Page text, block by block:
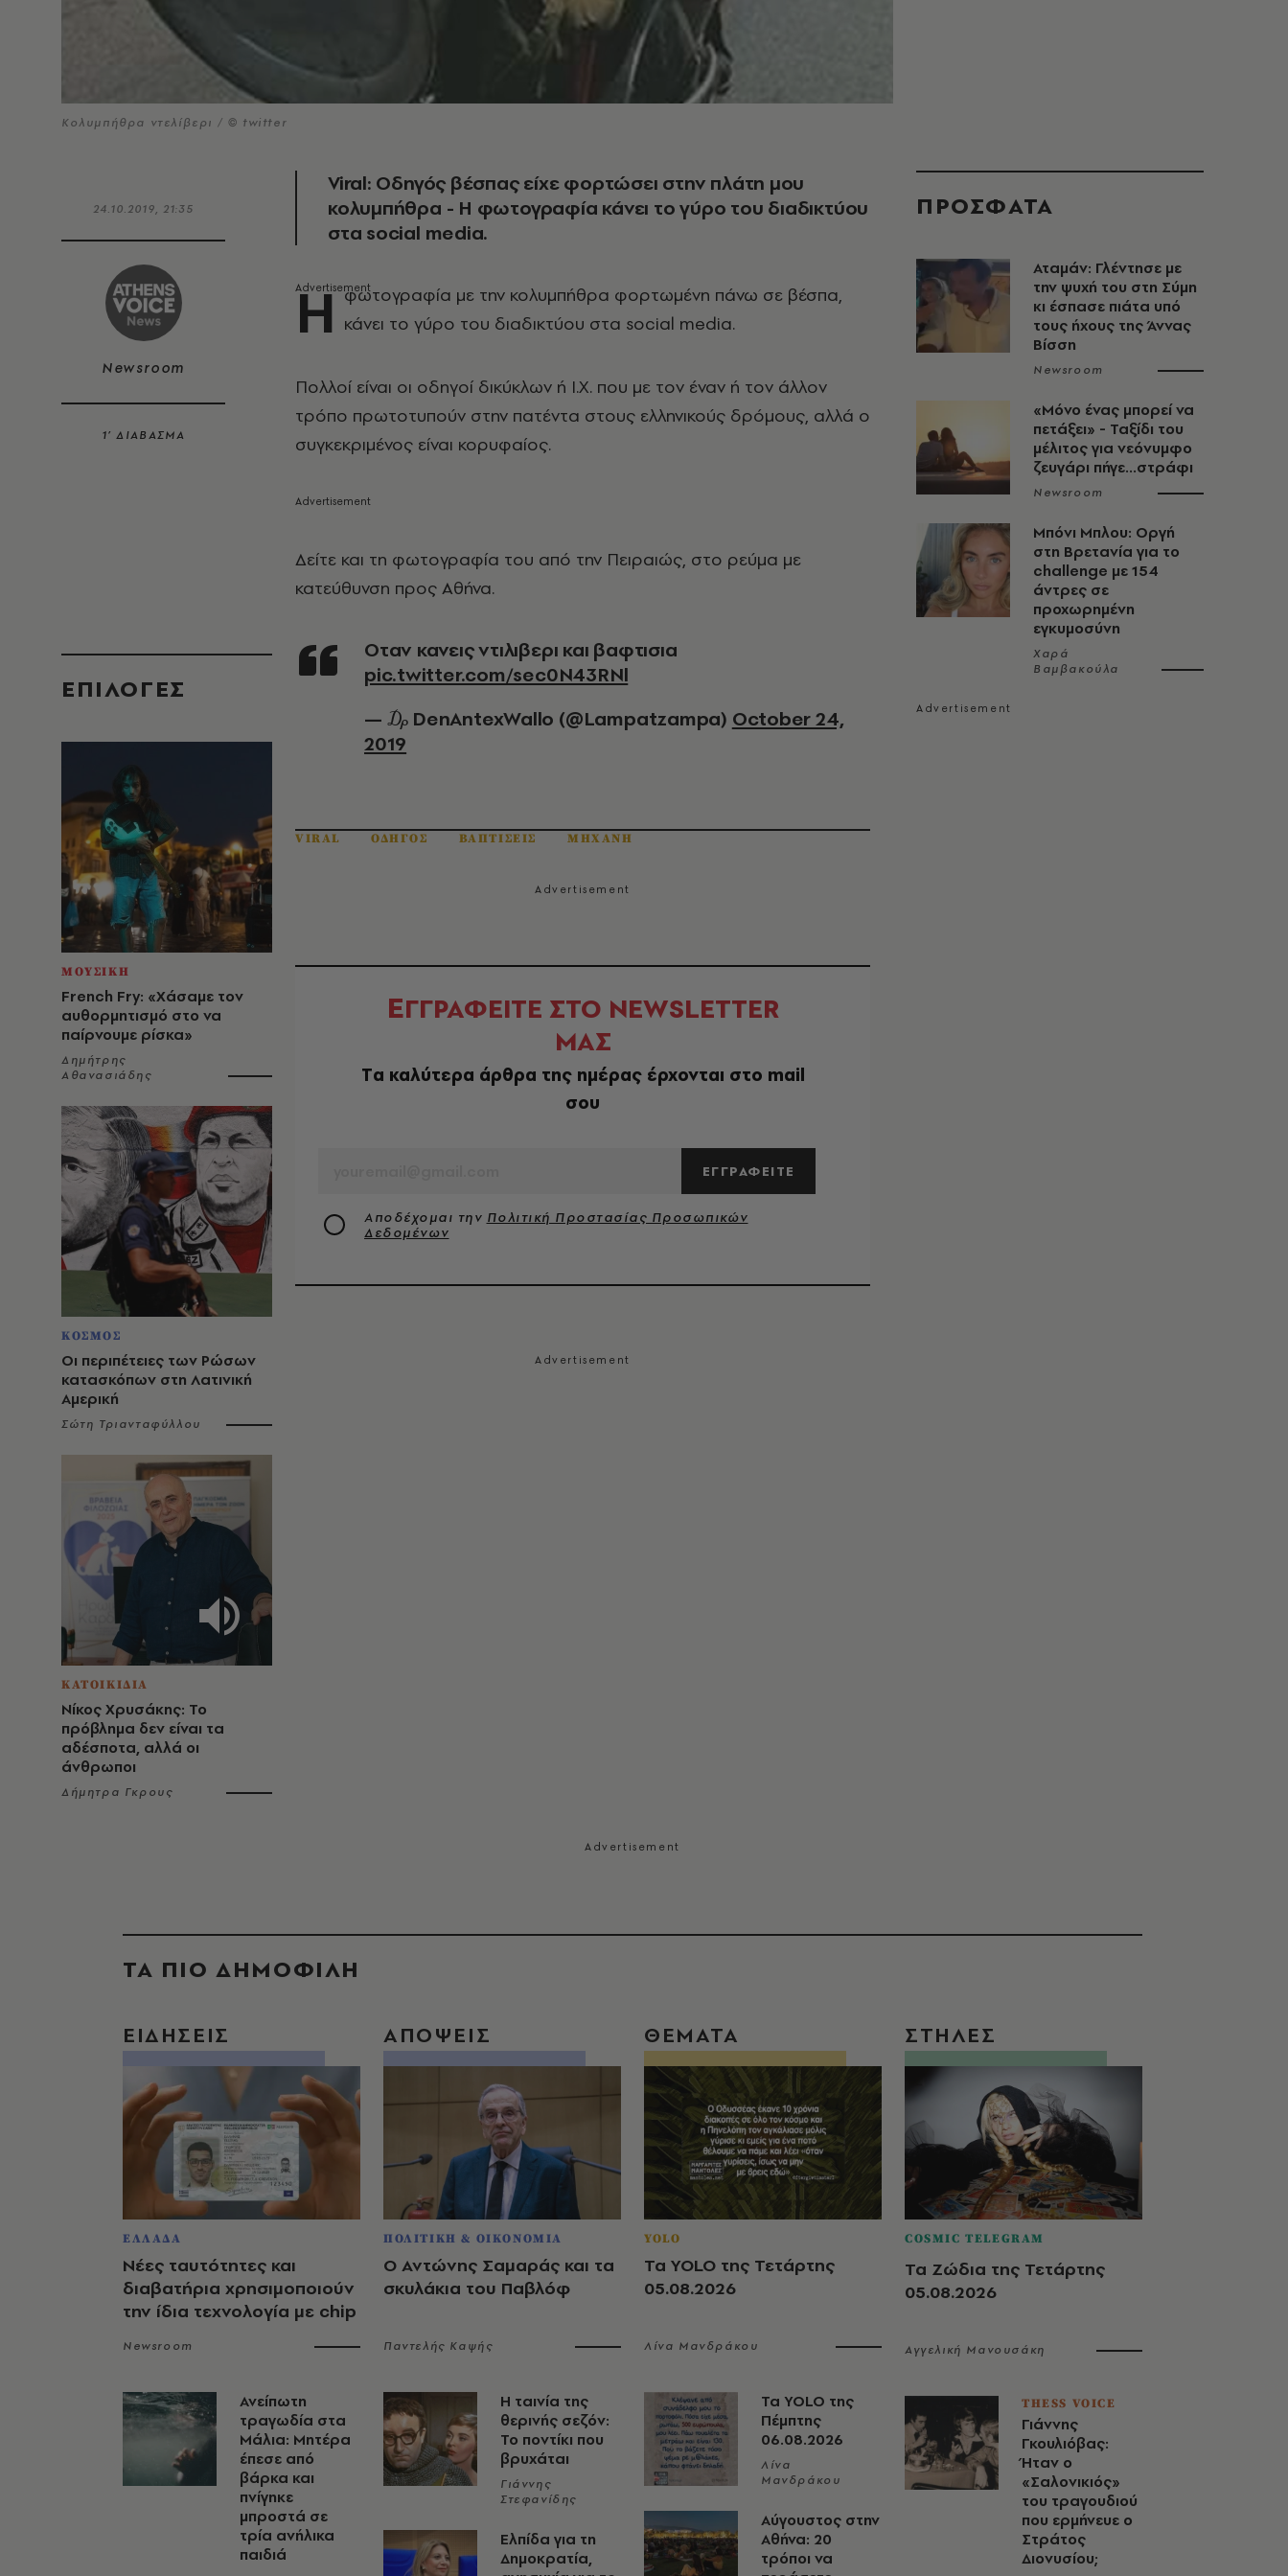
Κολυμπήθρα ντελίβερι / © twitter
24.10.2019, 21:35
Newsroom
1’ ΔΙΑΒΑΣΜΑ
EΠΙΛΟΓΈΣ
ΜΟΥΣΙΚΗ
French Fry: «Χάσαμε τον
αυθορμητισμό στο να
παίρνουμε ρίσκα»
Δημήτρης
Αθανασιάδης
ΚΟΣΜΟΣ
Οι περιπέτειες των Ρώσων
κατασκόπων στη Λατινική
Αμερική
Σώτη Τριανταφύλλου
ΚΑΤΟΙΚΙΔΙΑ
Νίκος Χρυσάκης: Το
πρόβλημα δεν είναι τα
αδέσποτα, αλλά οι
άνθρωποι
Δήμητρα Γκρους
Viral: Οδηγός βέσπας είχε φορτώσει στην πλάτη μου
κολυμπήθρα - H φωτογραφία κάνει το γύρο του διαδικτύου
στα social media.
H φωτογραφία με την κολυμπήθρα φορτωμένη πάνω σε βέσπα,
κάνει το γύρο του διαδικτύου στα social media.
Πολλοί είναι οι οδηγοί δικύκλων ή Ι.Χ. που με τον έναν ή τον άλλον
τρόπο πρωτοτυπούν στην πατέντα στους ελληνικούς δρόμους, αλλά ο
συγκεκριμένος είναι κορυφαίος.
Δείτε και τη φωτογραφία του από την Πειραιώς, στο ρεύμα με
κατεύθυνση προς Αθήνα.
Οταν κανεις ντιλιβερι και βαφτισια
pic.twitter.com/sec0N43RNl
— ₯ DenAntexWallo (@Lampatzampa) October 24,
2019
VIRAL ΟΔΗΓΟΣ ΒΑΠΤΙΣΕΙΣ ΜΗΧΑΝΗ
ΕΓΓΡΑΦΕΙΤΕ ΣΤΟ NEWSLETTER
ΜΑΣ
Tα καλύτερα άρθρα της ημέρας έρχονται στο mail
σου
ΕΓΓΡΑΦΕΙΤΕ
Αποδέχομαι την Πολιτική Προστασίας Προσωπικών
Δεδομένων
ΠΡΟΣΦΑΤΑ
Αταμάν: Γλέντησε με
την ψυχή του στη Σύμη
κι έσπασε πιάτα υπό
τους ήχους της Άννας
Βίσση
Newsroom
«Μόνο ένας μπορεί να
πετάξει» - Ταξίδι του
μέλιτος για νεόνυμφο
ζευγάρι πήγε...στράφι
Newsroom
Μπόνι Μπλου: Οργή
στη Βρετανία για το
challenge με 154
άντρες σε
προχωρημένη
εγκυμοσύνη
Χαρά
Βαμβακούλα
ΤΑ ΠΙΟ ΔΗΜΟΦΙΛΗ
ΕΙΔΗΣΕΙΣ
ΕΛΛΑΔΑ
Νέες ταυτότητες και
διαβατήρια χρησιμοποιούν
την ίδια τεχνολογία με chip
Newsroom
Ανείπωτη
τραγωδία στα
Μάλια: Μητέρα
έπεσε από
βάρκα και
πνίγηκε
μπροστά σε
τρία ανήλικα
παιδιά
ΑΠΟΨΕΙΣ
ΠΟΛΙΤΙΚΗ & ΟΙΚΟΝΟΜΙΑ
Ο Αντώνης Σαμαράς και τα
σκυλάκια του Παβλόφ
Παντελής Καψής
Η ταινία της
θερινής σεζόν:
Το ποντίκι που
βρυχάται
Γιάννης
Στεφανίδης
Ελπίδα για τη
Δημοκρατία,
ΘΕΜΑΤΑ
YOLO
Τα YOLO της Τετάρτης
05.08.2026
Λίνα Μανδράκου
Τα YOLO της
Πέμπτης
06.08.2026
Λίνα
Μανδράκου
Αύγουστος στην
Αθήνα: 20
τρόποι να
ΣΤΗΛΕΣ
COSMIC TELEGRAM
Τα Ζώδια της Τετάρτης
05.08.2026
Αγγελική Μανουσάκη
THESS VOICE
Γιάννης
Γκουλιόβας:
Ήταν ο
«Σαλονικιός»
του τραγουδιού
που ερμήνευε ο
Στράτος
Διονυσίου;